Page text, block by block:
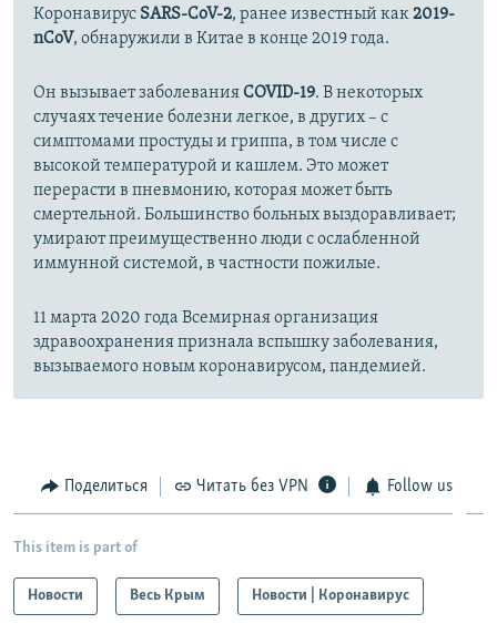
Коронавирус SARS-CoV-2, ранее известный как2019-
nCoV, обнаружили в Китае в конце 2019 года.
Он вызывает заболеванияCOVID-19. В некоторых
случаях течение болезни легкое, в других – с
симптомами простуды и гриппа, в том числе с
высокой температурой и кашлем. Это может
перерасти в пневмонию, которая может быть
смертельной. Большинство больных выздоравливает;
умирают преимущественно люди с ослабленной
иммунной системой, в частности пожилые.
11 марта 2020 года Всемирная организация
здравоохранения признала вспышку заболевания,
вызываемого новым коронавирусом, пандемией.
Поделиться Читать без VPN Follow us
This item is part of
Новости Весь Крым Новости | Коронавирус